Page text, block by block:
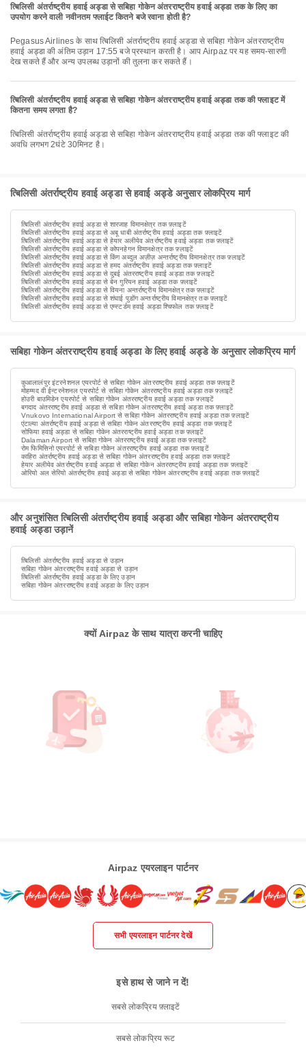
त्बिलिसी अंतर्राष्ट्रीय हवाई अड्डा से सबिहा गोकेन अंतरराष्ट्रीय हवाई अड्डा तक के लिए का
उपयोग करने वाली नवीनतम फ्लाईट कितने बजे रवाना होती है?
Pegasus Airlines के साथ त्बिलिसी अंतर्राष्ट्रीय हवाई अड्डा से सबिहा गोकेन अंतरराष्ट्रीय
हवाई अड्डा की अंतिम उड़ान 17:55 बजे प्रस्थान करती है। आप Airpaz पर यह समय-सारणी
देख सकते हैं और अन्य उपलब्ध उड़ानों की तुलना कर सकते हैं।
त्बिलिसी अंतर्राष्ट्रीय हवाई अड्डा से सबिहा गोकेन अंतरराष्ट्रीय हवाई अड्डा तक की फ्लाइट में
कितना समय लगता है?
त्बिलिसी अंतर्राष्ट्रीय हवाई अड्डा से सबिहा गोकेन अंतरराष्ट्रीय हवाई अड्डा तक की फ्लाइट की
अवधि लगभग 2घंटे 30मिनट है।
त्बिलिसी अंतर्राष्ट्रीय हवाई अड्डा से हवाई अड्डे अनुसार लोकप्रिय मार्ग
त्बिलिसी अंतर्राष्ट्रीय हवाई अड्डा से शारजाह विमानक्षेत्र तक फ़्लाइटें
त्बिलिसी अंतर्राष्ट्रीय हवाई अड्डा से अबू धाबी अंतर्राष्ट्रीय हवाई अड्डा तक फ़्लाइटें
त्बिलिसी अंतर्राष्ट्रीय हवाई अड्डा से हेयार अलीयेव अंतर्राष्ट्रीय हवाई अड्डा तक फ़्लाइटें
त्बिलिसी अंतर्राष्ट्रीय हवाई अड्डा से कोपनहेगन विमानक्षेत्र तक फ़्लाइटें
त्बिलिसी अंतर्राष्ट्रीय हवाई अड्डा से किंग अब्दुल अज़ीज़ अन्तर्राष्ट्रीय विमानक्षेत्र तक फ़्लाइटें
त्बिलिसी अंतर्राष्ट्रीय हवाई अड्डा से हमद अंतर्राष्ट्रीय हवाई अड्डा तक फ़्लाइटें
त्बिलिसी अंतर्राष्ट्रीय हवाई अड्डा से दुबई अंतरराष्ट्रीय हवाई अड्डा तक फ़्लाइटें
त्बिलिसी अंतर्राष्ट्रीय हवाई अड्डा से बेन गुरियन हवाई अड्डा तक फ़्लाइटें
त्बिलिसी अंतर्राष्ट्रीय हवाई अड्डा से वियना अन्तर्राष्ट्रीय विमानक्षेत्र तक फ़्लाइटें
त्बिलिसी अंतर्राष्ट्रीय हवाई अड्डा से शंघाई पुडोंग अन्तर्राष्ट्रीय विमानक्षेत्र तक फ़्लाइटें
त्बिलिसी अंतर्राष्ट्रीय हवाई अड्डा से एम्स्टर्डम हवाई अड्डा श्चिफोल तक फ़्लाइटें
सबिहा गोकेन अंतरराष्ट्रीय हवाई अड्डा के लिए हवाई अड्डे के अनुसार लोकप्रिय मार्ग
कुआलालंपुर इंटरनेशनल एयरपोर्ट से सबिहा गोकेन अंतरराष्ट्रीय हवाई अड्डा तक फ़्लाइटें
मोहम्मद वी ईन्टरनेशनल एयरपोर्ट से सबिहा गोकेन अंतरराष्ट्रीय हवाई अड्डा तक फ़्लाइटें
होउरी बाउमिडेन एयरपोर्ट से सबिहा गोकेन अंतरराष्ट्रीय हवाई अड्डा तक फ़्लाइटें
बगदाद अंतरराष्ट्रीय हवाई अड्डा से सबिहा गोकेन अंतरराष्ट्रीय हवाई अड्डा तक फ़्लाइटें
Vnukovo International Airport से सबिहा गोकेन अंतरराष्ट्रीय हवाई अड्डा तक फ़्लाइटें
एंटाल्या अंतर्राष्ट्रीय हवाई अड्डा से सबिहा गोकेन अंतरराष्ट्रीय हवाई अड्डा तक फ़्लाइटें
सोफिया हवाई अड्डा से सबिहा गोकेन अंतरराष्ट्रीय हवाई अड्डा तक फ़्लाइटें
Dalaman Airport से सबिहा गोकेन अंतरराष्ट्रीय हवाई अड्डा तक फ़्लाइटें
रोम फिमिसिनो एयरपोर्ट से सबिहा गोकेन अंतरराष्ट्रीय हवाई अड्डा तक फ़्लाइटें
काहिरा अंतर्राष्ट्रीय हवाई अड्डा से सबिहा गोकेन अंतरराष्ट्रीय हवाई अड्डा तक फ़्लाइटें
हेयार अलीयेव अंतर्राष्ट्रीय हवाई अड्डा से सबिहा गोकेन अंतरराष्ट्रीय हवाई अड्डा तक फ़्लाइटें
ओरियो अल सेरियो अंतर्राष्ट्रीय हवाई अड्डा से सबिहा गोकेन अंतरराष्ट्रीय हवाई अड्डा तक फ़्लाइटें
और अनुशंसित त्बिलिसी अंतर्राष्ट्रीय हवाई अड्डा और सबिहा गोकेन अंतरराष्ट्रीय
हवाई अड्डा उड़ानें
त्बिलिसी अंतर्राष्ट्रीय हवाई अड्डा से उड़ान
सबिहा गोकेन अंतरराष्ट्रीय हवाई अड्डा से उड़ान
त्बिलिसी अंतर्राष्ट्रीय हवाई अड्डा के लिए उड़ान
सबिहा गोकेन अंतरराष्ट्रीय हवाई अड्डा के लिए उड़ान
क्यों Airpaz के साथ यात्रा करनी चाहिए
Airpaz एयरलाइन पार्टनर
सभी एयरलाइन पार्टनर देखें
इसे हाथ से जाने न दें!
सबसे लोकप्रिय फ़्लाइटें
सबसे लोकप्रिय रूट